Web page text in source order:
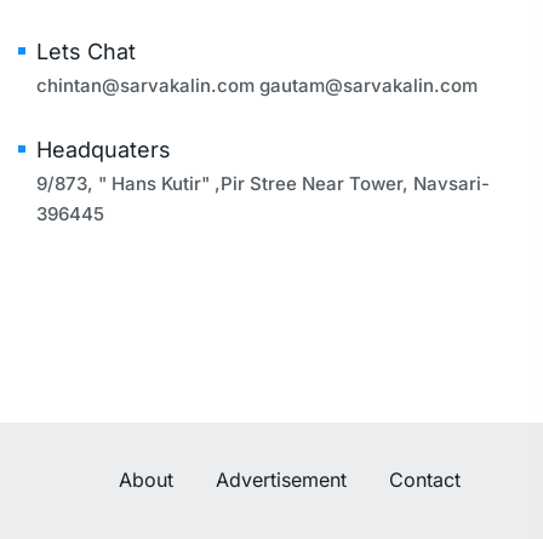
Lets Chat
chintan@sarvakalin.com gautam@sarvakalin.com
Headquaters
9/873, " Hans Kutir" ,Pir Stree Near Tower, Navsari-
396445
About Advertisement Contact